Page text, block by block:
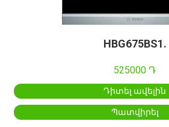
HBG675BS1.
525000 Դ
Դիտել ավելին
Պատվիրել